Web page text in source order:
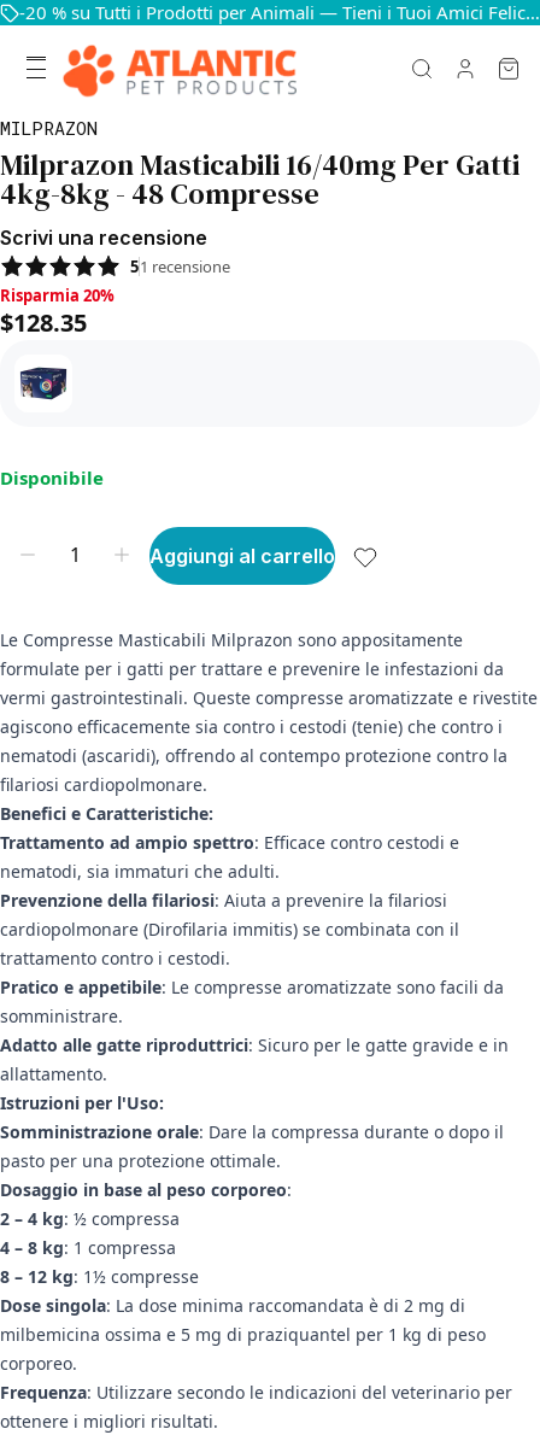
-20 % su Tutti i Prodotti per Animali — Tieni i Tuoi Amici Felici e in Salute
MILPRAZON
Milprazon Masticabili 16/40mg Per Gatti
4kg-8kg - 48 Compresse
Scrivi una recensione
51 recensione
Risparmia 20%, $128.35
Risparmia 20%
$128.35
Disponibile
Aggiungi al carrello
Le Compresse Masticabili Milprazon sono appositamente
formulate per i gatti per trattare e prevenire le infestazioni da
vermi gastrointestinali. Queste compresse aromatizzate e rivestite
agiscono efficacemente sia contro i cestodi (tenie) che contro i
nematodi (ascaridi), offrendo al contempo protezione contro la
filariosi cardiopolmonare.
Benefici e Caratteristiche:
Trattamento ad ampio spettro: Efficace contro cestodi e
nematodi, sia immaturi che adulti.
Prevenzione della filariosi: Aiuta a prevenire la filariosi
cardiopolmonare (Dirofilaria immitis) se combinata con il
trattamento contro i cestodi.
Pratico e appetibile: Le compresse aromatizzate sono facili da
somministrare.
Adatto alle gatte riproduttrici: Sicuro per le gatte gravide e in
allattamento.
Istruzioni per l'Uso:
Somministrazione orale: Dare la compressa durante o dopo il
pasto per una protezione ottimale.
Dosaggio in base al peso corporeo:
2 – 4 kg: ½ compressa
4 – 8 kg: 1 compressa
8 – 12 kg: 1½ compresse
Dose singola: La dose minima raccomandata è di 2 mg di
milbemicina ossima e 5 mg di praziquantel per 1 kg di peso
corporeo.
Frequenza: Utilizzare secondo le indicazioni del veterinario per
ottenere i migliori risultati.